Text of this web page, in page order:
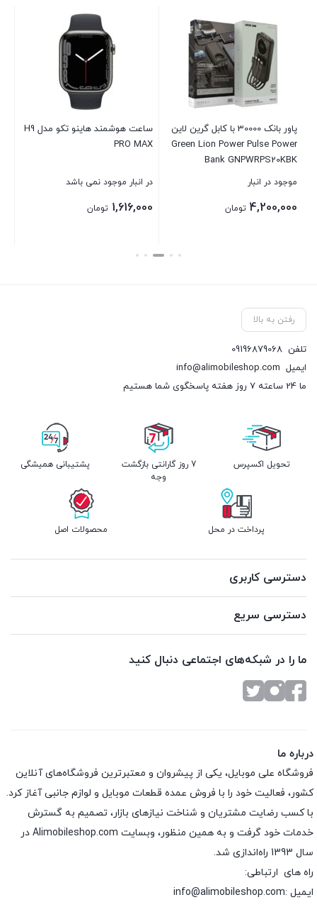
پاور بانک 30000 با کابل گرین لاین
Green Lion Power Pulse Power
Bank GNPWRPS20KBK
موجود در انبار
4,200,000 تومان
ساعت هوشمند هاینو تکو مدل H9
PRO MAX
در انبار موجود نمی باشد
1,616,000 تومان
بستن
رفتن به بالا
تلفن 09196879068
ایمیل info@alimobileshop.com
ما 24 ساعته 7 روز هفته پاسخگوی شما هستیم
تحویل اکسپرس
7 روز گارانتی بازگشت
وجه
پشتیبانی همیشگی
پرداخت در محل محصولات اصل
دسترسی کاربری
دسترسی سریع
ما را در شبکه‌های اجتماعی دنبال کنید
درباره ما
فروشگاه علی موبایل، یکی از پیشروان و معتبرترین فروشگاه‌های آنلاین
کشور، فعالیت خود را با فروش عمده قطعات موبایل و لوازم جانبی آغاز کرد.
با کسب رضایت مشتریان و شناخت نیازهای بازار، تصمیم به گسترش
خدمات خود گرفت و به همین منظور، وبسایت Alimobileshop.com در
سال 1393 راه‌اندازی شد.
راه های ارتباطی:
ایمیل :info@alimobileshop.com